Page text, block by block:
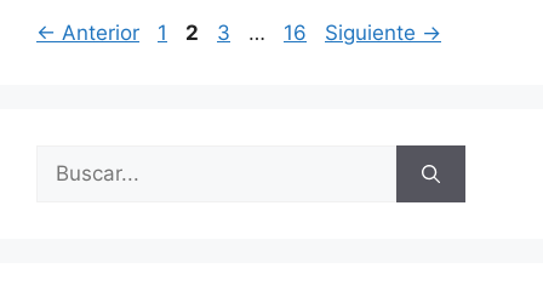
← Anterior Página
1 Página
2 Página
3 … Página
16 Siguiente →
Buscar: